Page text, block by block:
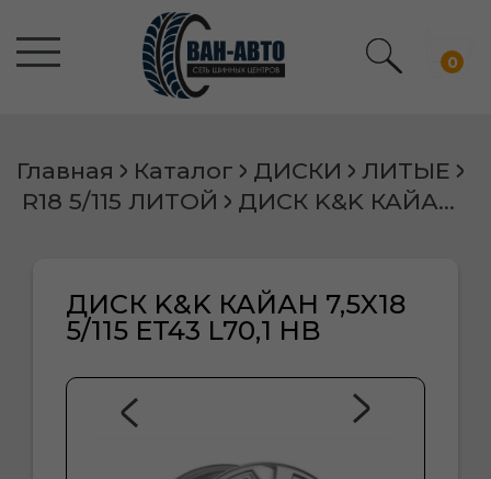
0
Главная Каталог ДИСКИ
ЛИТЫЕ
R18 5/115 ЛИТОЙ
ДИСК K&K КАЙАН 7,5X18 5/115 ET43 L70,1 HB
ДИСК K&K КАЙАН 7,5X18
5/115 ET43 L70,1 HB